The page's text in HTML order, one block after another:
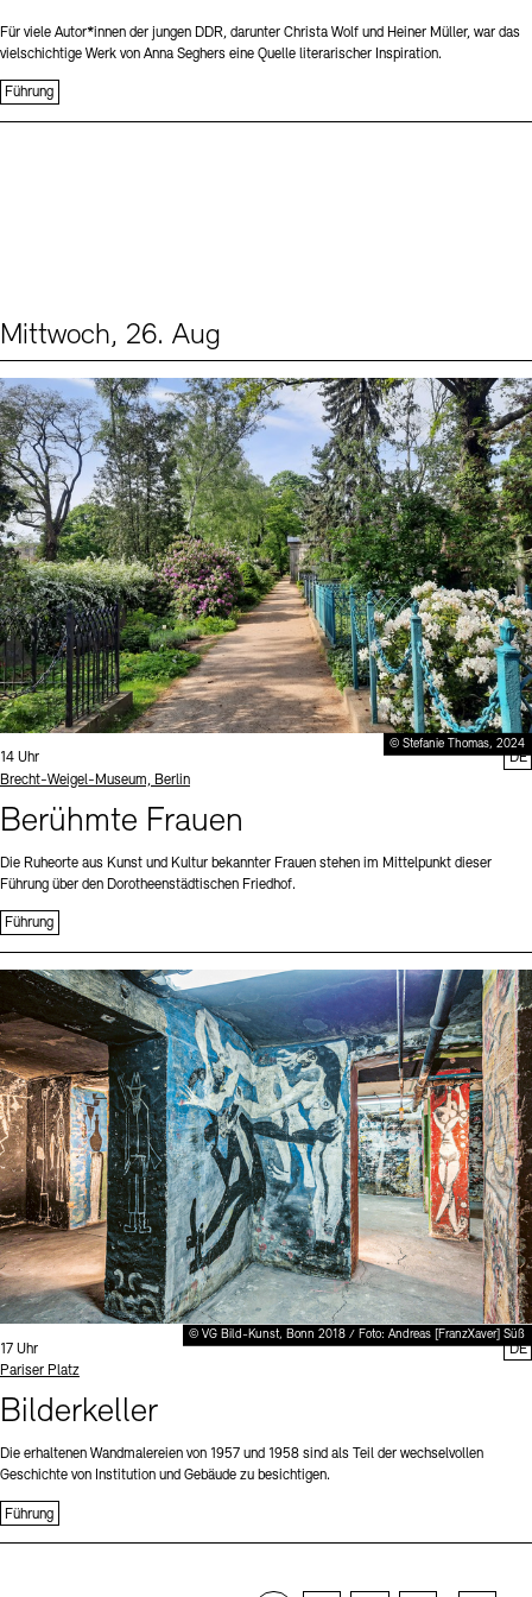
Für viele Autor*innen der jungen DDR, darunter Christa Wolf und Heiner Müller, war das
vielschichtige Werk von Anna Seghers eine Quelle literarischer Inspiration.
Führung
Mittwoch, 26. Aug
© Stefanie Thomas, 2024
Uhrzeit:
14 Uhr
Standort
Brecht-Weigel-Museum, Berlin
Berühmte Frauen
Die Ruheorte aus Kunst und Kultur bekannter Frauen stehen im Mittelpunkt dieser
Führung über den Dorotheenstädtischen Friedhof.
Führung
DE
© VG Bild-Kunst, Bonn 2018 / Foto: Andreas [FranzXaver] Süß
Uhrzeit:
17 Uhr
Standort
Pariser Platz
Bilderkeller
Die erhaltenen Wandmalereien von 1957 und 1958 sind als Teil der wechselvollen
Geschichte von Institution und Gebäude zu besichtigen.
Führung
DE